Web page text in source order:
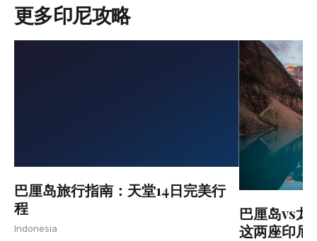
更多印尼攻略
巴厘岛旅行指南：天堂14日完美行
程
Indonesia
巴厘岛vs龙
这两座印尼